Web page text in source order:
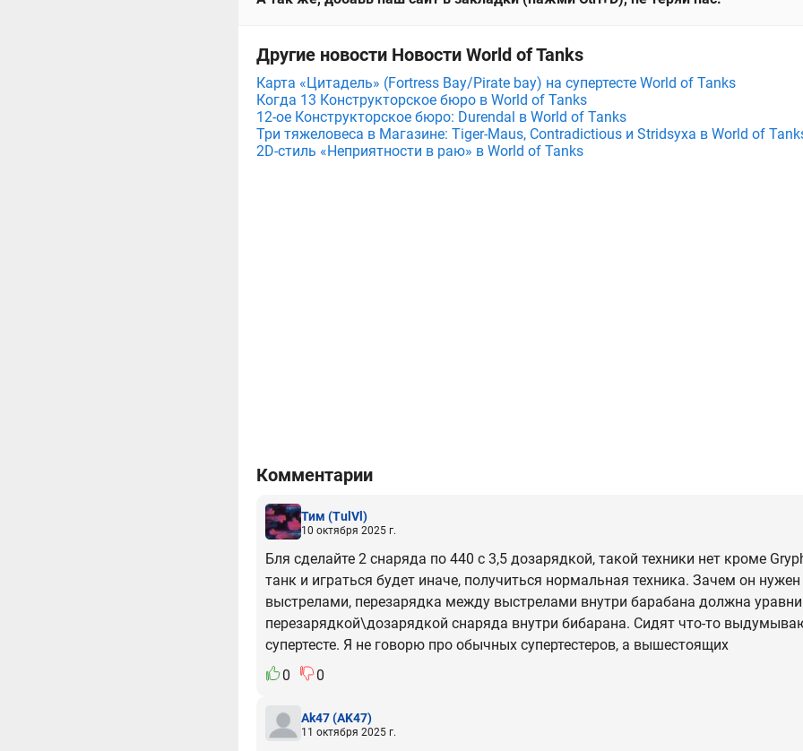
Другие новости Новости World of Tanks
Карта «Цитадель» (Fortress Bay/Pirate bay) на супертесте World of Tanks
Когда 13 Конструкторское бюро в World of Tanks
12-ое Конструкторское бюро: Durendal в World of Tanks
Три тяжеловеса в Магазине: Tiger-Maus, Contradictious и Stridsyxa в World of
2D-стиль «Неприятности в раю» в World of Tanks
Комментарии
Тим (TulVl)
10 октября 2025 г.
Бля сделайте 2 снаряда по 440 с 3,5 дозарядкой, такой техники нет кроме
танк и играться будет иначе, получиться нормальная техника. Зачем он
выстрелами, перезарядка между выстрелами внутри барабана должна
перезарядкой\дозарядкой снаряда внутри бибарана. Сидят что-то
супертесте. Я не говорю про обычных супертестеров, а вышестоящих
0
0
Ak47(AK47)
11 октября 2025 г.